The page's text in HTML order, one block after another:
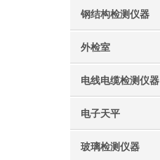
钢结构检测仪器
外检室
电线电缆检测仪器
电子天平
玻璃检测仪器